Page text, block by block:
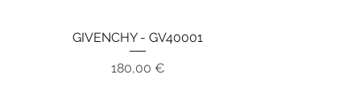
Aperçu rapide
GIVENCHY - GV40001
Prix
180,00 €